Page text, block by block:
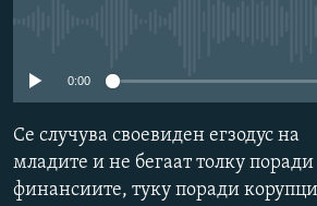
0:00
Се случува своевиден егзодус на
младите и не бегаат толку поради
финансиите, туку поради